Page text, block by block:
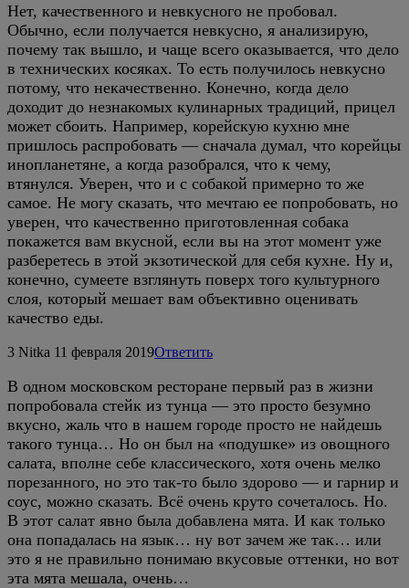
Нет, качественного и невкусного не пробовал.
Обычно, если получается невкусно, я анализирую,
почему так вышло, и чаще всего оказывается, что дело
в технических косяках. То есть получилось невкусно
потому, что некачественно. Конечно, когда дело
доходит до незнакомых кулинарных традиций, прицел
может сбоить. Например, корейскую кухню мне
пришлось распробовать — сначала думал, что корейцы
инопланетяне, а когда разобрался, что к чему,
втянулся. Уверен, что и с собакой примерно то же
самое. Не могу сказать, что мечтаю ее попробовать, но
уверен, что качественно приготовленная собака
покажется вам вкусной, если вы на этот момент уже
разберетесь в этой экзотической для себя кухне. Ну и,
конечно, сумеете взглянуть поверх того культурного
слоя, который мешает вам объективно оценивать
качество еды.
3 Nitka 11 февраля 2019Ответить
В одном московском ресторане первый раз в жизни
попробовала стейк из тунца — это просто безумно
вкусно, жаль что в нашем городе просто не найдешь
такого тунца… Но он был на «подушке» из овощного
салата, вполне себе классического, хотя очень мелко
порезанного, но это так-то было здорово — и гарнир и
соус, можно сказать. Всё очень круто сочеталось. Но.
В этот салат явно была добавлена мята. И как только
она попадалась на язык… ну вот зачем же так… или
это я не правильно понимаю вкусовые оттенки, но вот
эта мята мешала, очень…